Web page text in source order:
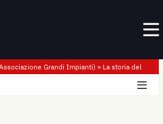
Grandi Impianti) » La storia del